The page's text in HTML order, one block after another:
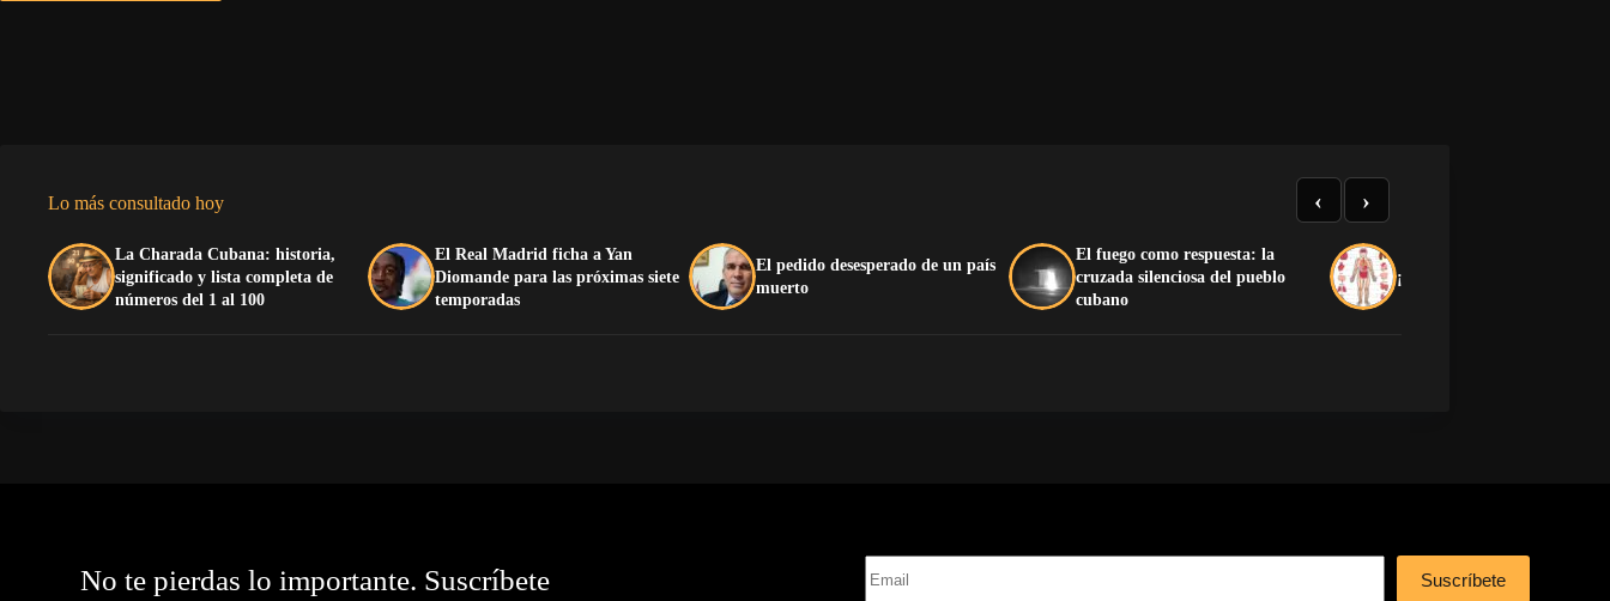
Lo más consultado hoy
La Charada Cubana: historia,
significado y lista completa de
números del 1 al 100
El Real Madrid ficha a Yan
Diomande para las próximas siete
temporadas
El pedido desesperado de un país
muerto
El fuego como respuesta: la
cruzada silenciosa del pueblo
cubano
¡Preciosa la anatomía
‹ ›
No te pierdas lo importante. Suscríbete
Suscríbete